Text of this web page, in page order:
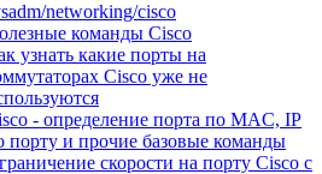
networking/cisco
команды Cisco
узнать какие порты на
Cisco уже не
- определение порта по MAC, IP
порту и прочие базовые команды
скорости на порту Cisco c